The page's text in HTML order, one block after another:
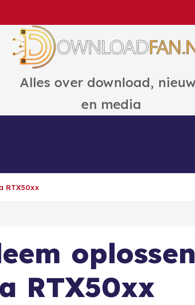
Alles over download,
en media
RTX50xx
RTX50xx